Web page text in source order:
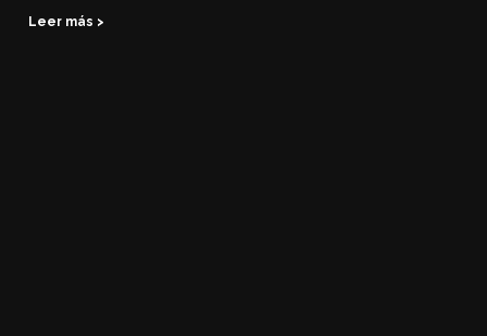
Leer más >